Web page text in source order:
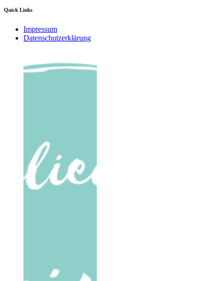
Quick Links
Impressum
Datenschutzerklärung